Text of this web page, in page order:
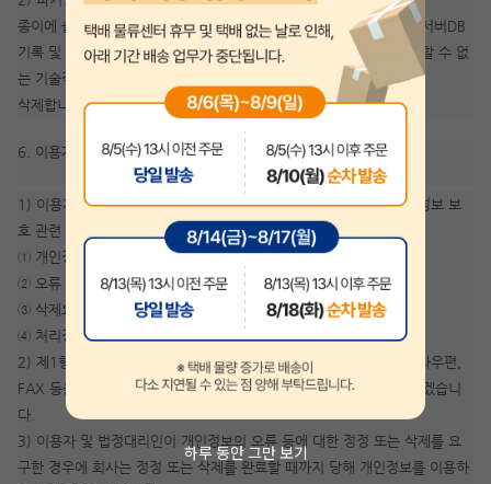
하루 동안 그만 보기
종이에 출력된 개인정보는 분쇄기로 분쇄하거나 소각을 통하여 파기 서버DB
기록 및 전자기기에 사용되는 형태로 저장된 개인정보는 기록을 재생할 수 없
는 기술적 방법을 사용하여
삭제합니다.
6. 이용자 및 법정대리인의 권리와 그 행사방법
1) 이용자 및 법정대리인은 회사에 대해 언제든지 다음 각 호의 개인정보 보
호 관련 권리를 행사할 수 있습니다.
① 개인정보 열람요구
② 오류 등이 있을 경우 정정 요구
③ 삭제요구
④ 처리정지 요구
2) 제1항에 따른 권리 행사는 지안에듀 고객센터를 통한서면이나 전자우편,
FAX 등을 통하여 하실 수 있으며, 회사는 이에 대해 지체없이 조치하겠습니
다.
3) 이용자 및 법정대리인이 개인정보의 오류 등에 대한 정정 또는 삭제를 요
구한 경우에 회사는 정정 또는 삭제를 완료할 때까지 당해 개인정보를 이용하